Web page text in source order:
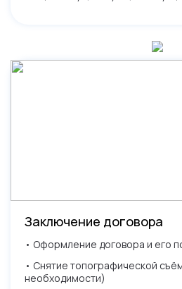
Заключение договора
• Оформление договора и его
• Снятие топографической
необходимости)